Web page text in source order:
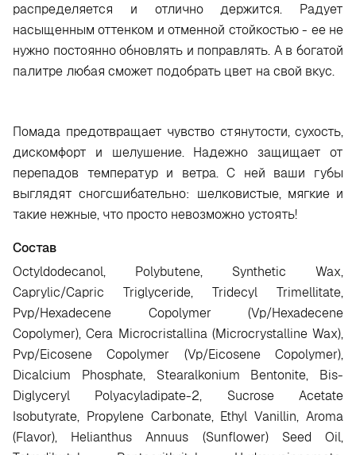
распределяется и отлично держится. Радует
насыщенным оттенком и отменной стойкостью - ее не
нужно постоянно обновлять и поправлять. А в богатой
палитре любая сможет подобрать цвет на свой вкус.
Помада предотвращает чувство стянутости, сухость,
дискомфорт и шелушение. Надежно защищает от
перепадов температур и ветра. С ней ваши губы
выглядят сногсшибательно: шелковистые, мягкие и
такие нежные, что просто невозможно устоять!
Состав
Octyldodecanol, Polybutene, Synthetic Wax,
Caprylic/Capric Triglyceride, Tridecyl Trimellitate,
Pvp/Hexadecene Copolymer (Vp/Hexadecene
Copolymer), Cera Microcristallina (Microcrystalline Wax),
Pvp/Eicosene Copolymer (Vp/Eicosene Copolymer),
Dicalcium Phosphate, Stearalkonium Bentonite, Bis-
Diglyceryl Polyacyladipate-2, Sucrose Acetate
Isobutyrate, Propylene Carbonate, Ethyl Vanillin, Aroma
(Flavor), Helianthus Annuus (Sunflower) Seed Oil,